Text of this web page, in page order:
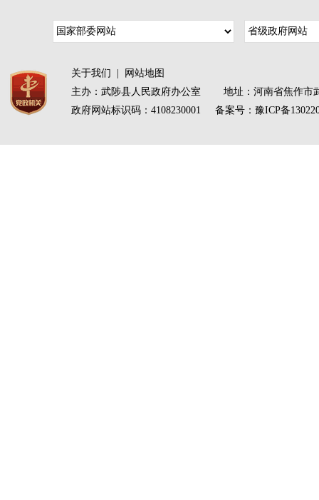
关于我们
网站地图
主办：武陟县人民政府办公室 地址：河南省焦作市
政府网站标识码：4108230001 备案号： 豫ICP备